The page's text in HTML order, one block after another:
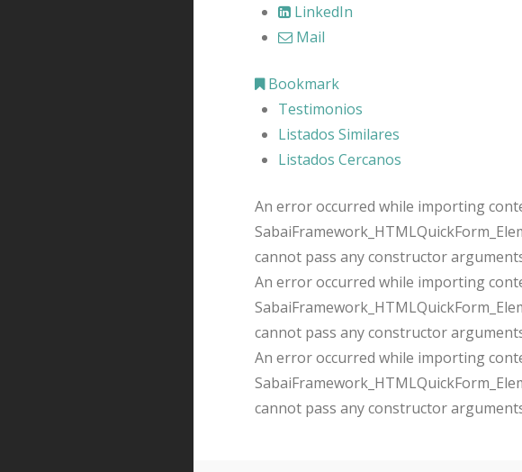
LinkedIn
Mail
Bookmark
Testimonios
Listados Similares
Listados Cercanos
An error occurred while importing
cannot pass any constructor
An error occurred while importing
cannot pass any constructor
An error occurred while importing
cannot pass any constructor